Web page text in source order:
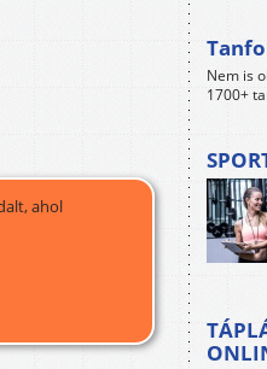
ahol
Nem is
1700+